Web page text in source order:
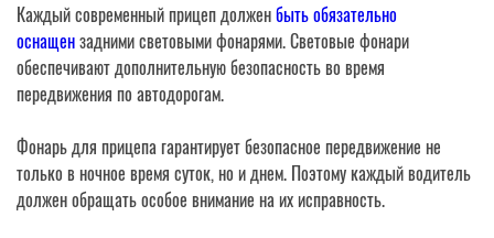
Каждый современный прицеп долженбыть обязательно
оснащензадними световыми фонарями. Световые фонари
обеспечивают дополнительную безопасность во время
передвижения по автодорогам.
Фонарь для прицепа гарантирует безопасное передвижение не
только в ночное время суток, но и днем. Поэтому каждый водитель
должен обращать особое внимание на их исправность.